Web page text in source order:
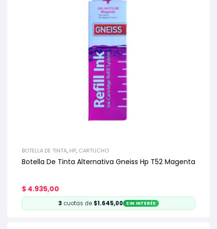
BOTELLA DE TINTA, HP, CARTUCHO
Botella De Tinta Alternativa Gneiss Hp T52 Magenta
$ 4.935,00
3 cuotas de $1.645,00 SIN INTERÉS